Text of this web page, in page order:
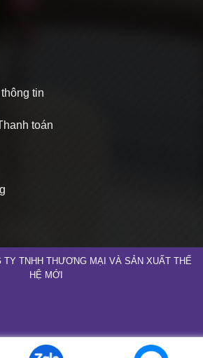
tin
toán
TY TNHH THƯƠNG MẠI VÀ SẢN XUẤT THẾ
HỆ MỚI